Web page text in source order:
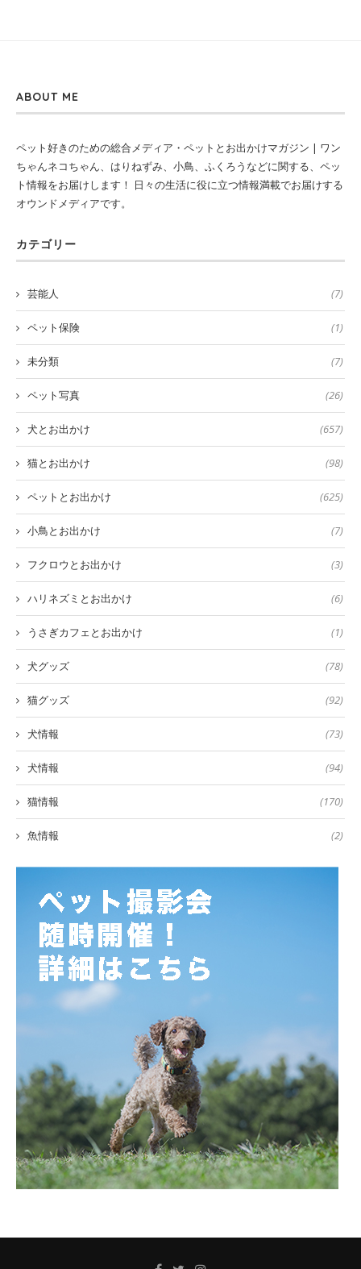
ABOUT ME
ペット好きのための総合メディア・ペットとお出かけマガジン | ワン
ちゃんネコちゃん、はりねずみ、小鳥、ふくろうなどに関する、ペッ
ト情報をお届けします！ 日々の生活に役に立つ情報満載でお届けする
オウンドメディアです。
カテゴリー
芸能人 (7)
ペット保険 (1)
未分類 (7)
ペット写真 (26)
犬とお出かけ (657)
猫とお出かけ (98)
ペットとお出かけ (625)
小鳥とお出かけ (7)
フクロウとお出かけ (3)
ハリネズミとお出かけ (6)
うさぎカフェとお出かけ (1)
犬グッズ (78)
猫グッズ (92)
犬情報 (73)
犬情報 (94)
猫情報 (170)
魚情報 (2)